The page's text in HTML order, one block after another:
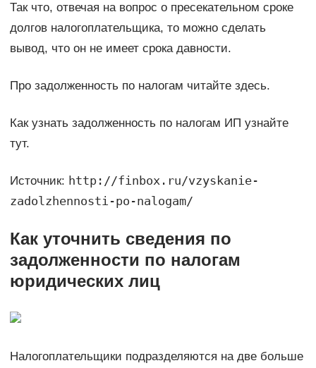
Так что, отвечая на вопрос о пресекательном сроке
долгов налогоплательщика, то можно сделать
вывод, что он не имеет срока давности.
Про задолженность по налогам читайте здесь.
Как узнать задолженность по налогам ИП узнайте
тут.
Источник: http://finbox.ru/vzyskanie-
zadolzhennosti-po-nalogam/
Как уточнить сведения по
задолженности по налогам
юридических лиц
Налогоплательщики подразделяются на две больше